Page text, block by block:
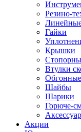
Резино-
Гайки
Крышки
Втулки
Шайбы
Шарики
Горюче-
Акции